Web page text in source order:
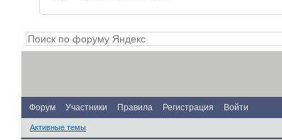
Форум Участники Правила Регистрация Войти
Активные темы